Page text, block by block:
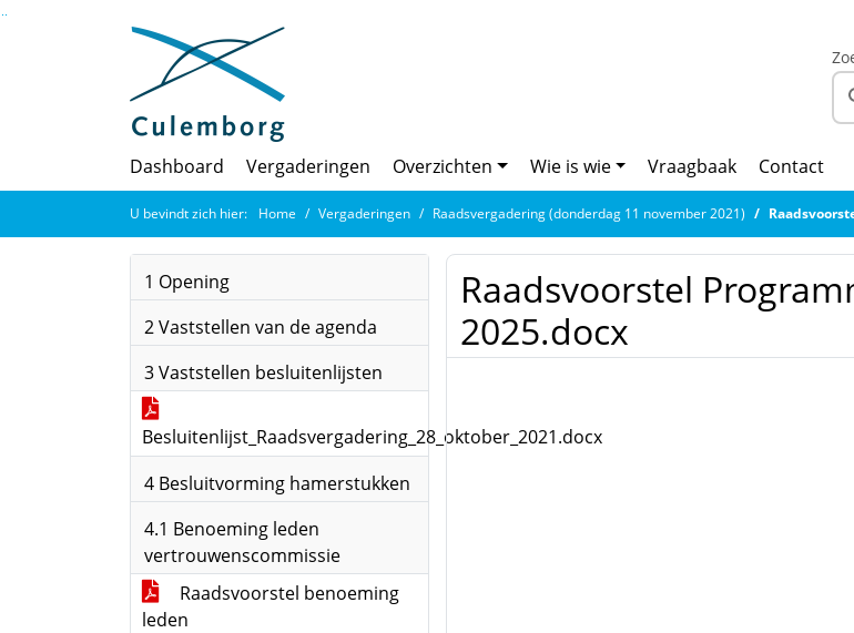
Ga naar de inhoud van deze pagina
Ga naar het zoeken
Ga naar het menu
Dashboard Vergaderingen Overzichten Wie is wie Vraagbaak Contact
U bevindt zich hier: Home Vergaderingen Raadsvergadering (donderdag 11 november 2021)
1 Opening
2 Vaststellen van de agenda
3 Vaststellen besluitenlijsten
Besluitenlijst_Raadsvergadering_28_oktober_2021.docx
4 Besluitvorming hamerstukken
4.1 Benoeming leden
vertrouwenscommissie
Raadsvoorstel benoeming
leden
Raadsvoorstel
2025.docx